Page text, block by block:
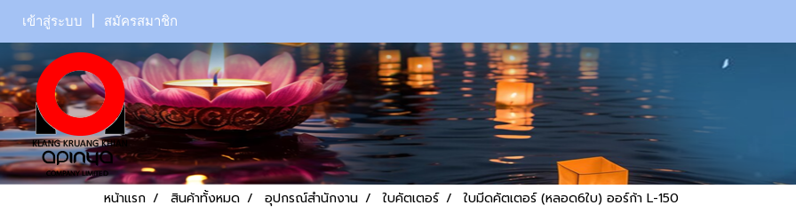
เข้าสู่ระบบ สมัครสมาชิก
หน้าแรก สินค้าทั้งหมด อุปกรณ์สำนักงาน ใบคัตเตอร์ ใบมีดคัตเตอร์ (หลอด6ใบ) ออร์ก้า L-150